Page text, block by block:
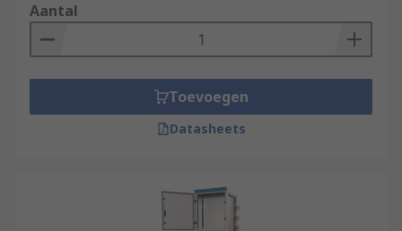
Aantal
Toevoegen
Datasheets